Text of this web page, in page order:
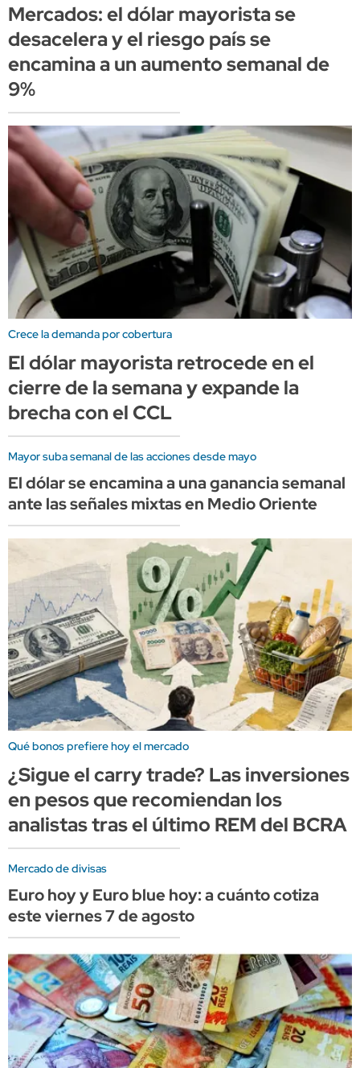
Mercados: el dólar mayorista se
desacelera y el riesgo país se
encamina a un aumento semanal de
9%
Crece la demanda por cobertura
El dólar mayorista retrocede en el
cierre de la semana y expande la
brecha con el CCL
Mayor suba semanal de las acciones desde mayo
El dólar se encamina a una ganancia semanal
ante las señales mixtas en Medio Oriente
Qué bonos prefiere hoy el mercado
¿Sigue el carry trade? Las inversiones
en pesos que recomiendan los
analistas tras el último REM del BCRA
Mercado de divisas
Euro hoy y Euro blue hoy: a cuánto cotiza
este viernes 7 de agosto